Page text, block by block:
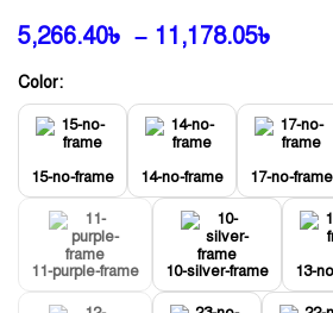
5,266.40৳ – 11,178.05৳
Color:
15-no-frame 14-no-frame 17-no-frame
11-purple-frame 10-silver-frame 13-